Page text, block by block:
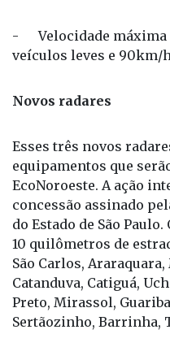
- Velocidade máxima
veículos leves e 90km/
Novos radares
Esses três novos
equipamentos que
EcoNoroeste. A ação
concessão assinado
do Estado de São
10 quilômetros de
São Carlos,
Catanduva, Catiguá,
Preto, Mirassol,
Sertãozinho, Barrinha,